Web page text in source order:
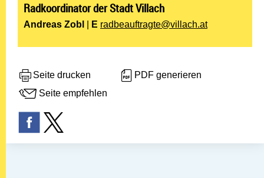
Radkoordinator der Stadt Villach
Andreas Zobl E radbeauftragte@villach.at
Seite drucken
PDF generieren
Seite empfehlen